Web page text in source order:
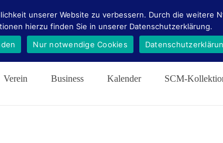
Verein Business Kalender SCM-
unserer Website zu verbessern. Durch die weitere
hierzu finden Sie in unserer Datenschutzerklärung.
Nur notwendige Cookies